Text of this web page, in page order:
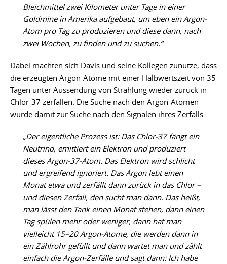
Bleichmittel zwei Kilometer unter Tage in einer
Goldmine in Amerika aufgebaut, um eben ein Argon-
Atom pro Tag zu produzieren und diese dann, nach
zwei Wochen, zu finden und zu suchen.“
Dabei machten sich Davis und seine Kollegen zunutze, dass
die erzeugten Argon-Atome mit einer Halbwertszeit von 35
Tagen unter Aussendung von Strahlung wieder zurück in
Chlor-37 zerfallen. Die Suche nach den Argon-Atomen
wurde damit zur Suche nach den Signalen ihres Zerfalls:
„Der eigentliche Prozess ist: Das Chlor-37 fängt ein
Neutrino, emittiert ein Elektron und produziert
dieses Argon-37-Atom. Das Elektron wird schlicht
und ergreifend ignoriert. Das Argon lebt einen
Monat etwa und zerfällt dann zurück in das Chlor –
und diesen Zerfall, den sucht man dann. Das heißt,
man lässt den Tank einen Monat stehen, dann einen
Tag spülen mehr oder weniger, dann hat man
vielleicht 15–20 Argon-Atome, die werden dann in
ein Zählrohr gefüllt und dann wartet man und zählt
einfach die Argon-Zerfälle und sagt dann: Ich habe